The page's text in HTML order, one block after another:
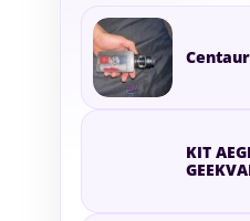
KIT